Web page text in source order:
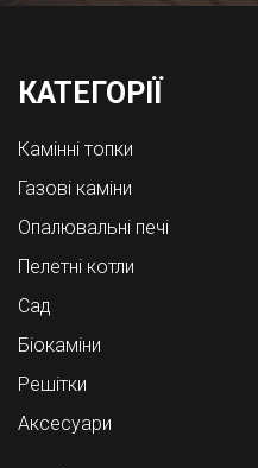
КАТЕГОРІЇ
Камінні топки
Газові каміни
Опалювальні печі
Пелетні котли
Cад
Біокаміни
Решітки
Аксесуари